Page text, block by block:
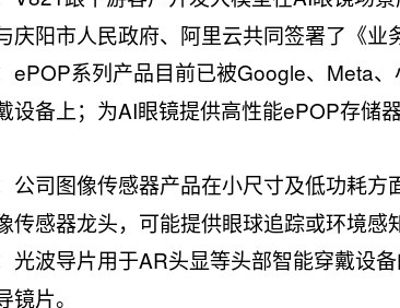
庆阳市人民政府、阿里云共同签署了《业
ePOP系列产品目前已被Google、Meta
设备上；为AI眼镜提供高性能ePOP存储
公司图像传感器产品在小尺寸及低功耗
传感器龙头，可能提供眼球追踪或环境感
光波导片用于AR头显等头部智能穿戴设
镜片。